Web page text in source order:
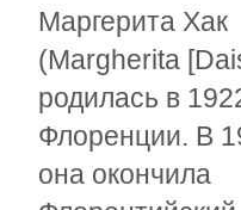
Маргерита Хак
(Margherita
родилась в
Флоренции. В
она окончила